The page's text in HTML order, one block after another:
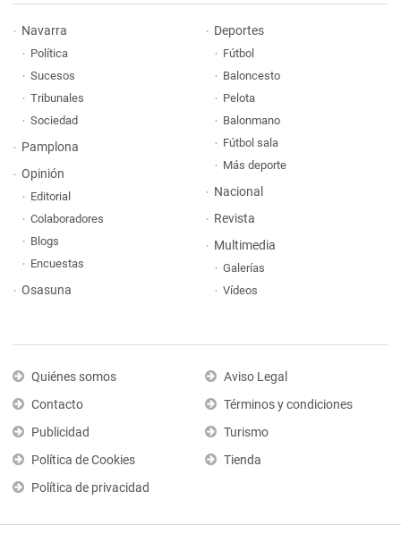
Navarra
Política
Sucesos
Tribunales
Sociedad
Pamplona
Opinión
Editorial
Colaboradores
Blogs
Encuestas
Osasuna
Deportes
Fútbol
Baloncesto
Pelota
Balonmano
Fútbol sala
Más deporte
Nacional
Revista
Multimedia
Galerías
Vídeos
Quiénes somos
Contacto
Publicidad
Política de Cookies
Política de privacidad
Aviso Legal
Términos y condiciones
Turismo
Tienda